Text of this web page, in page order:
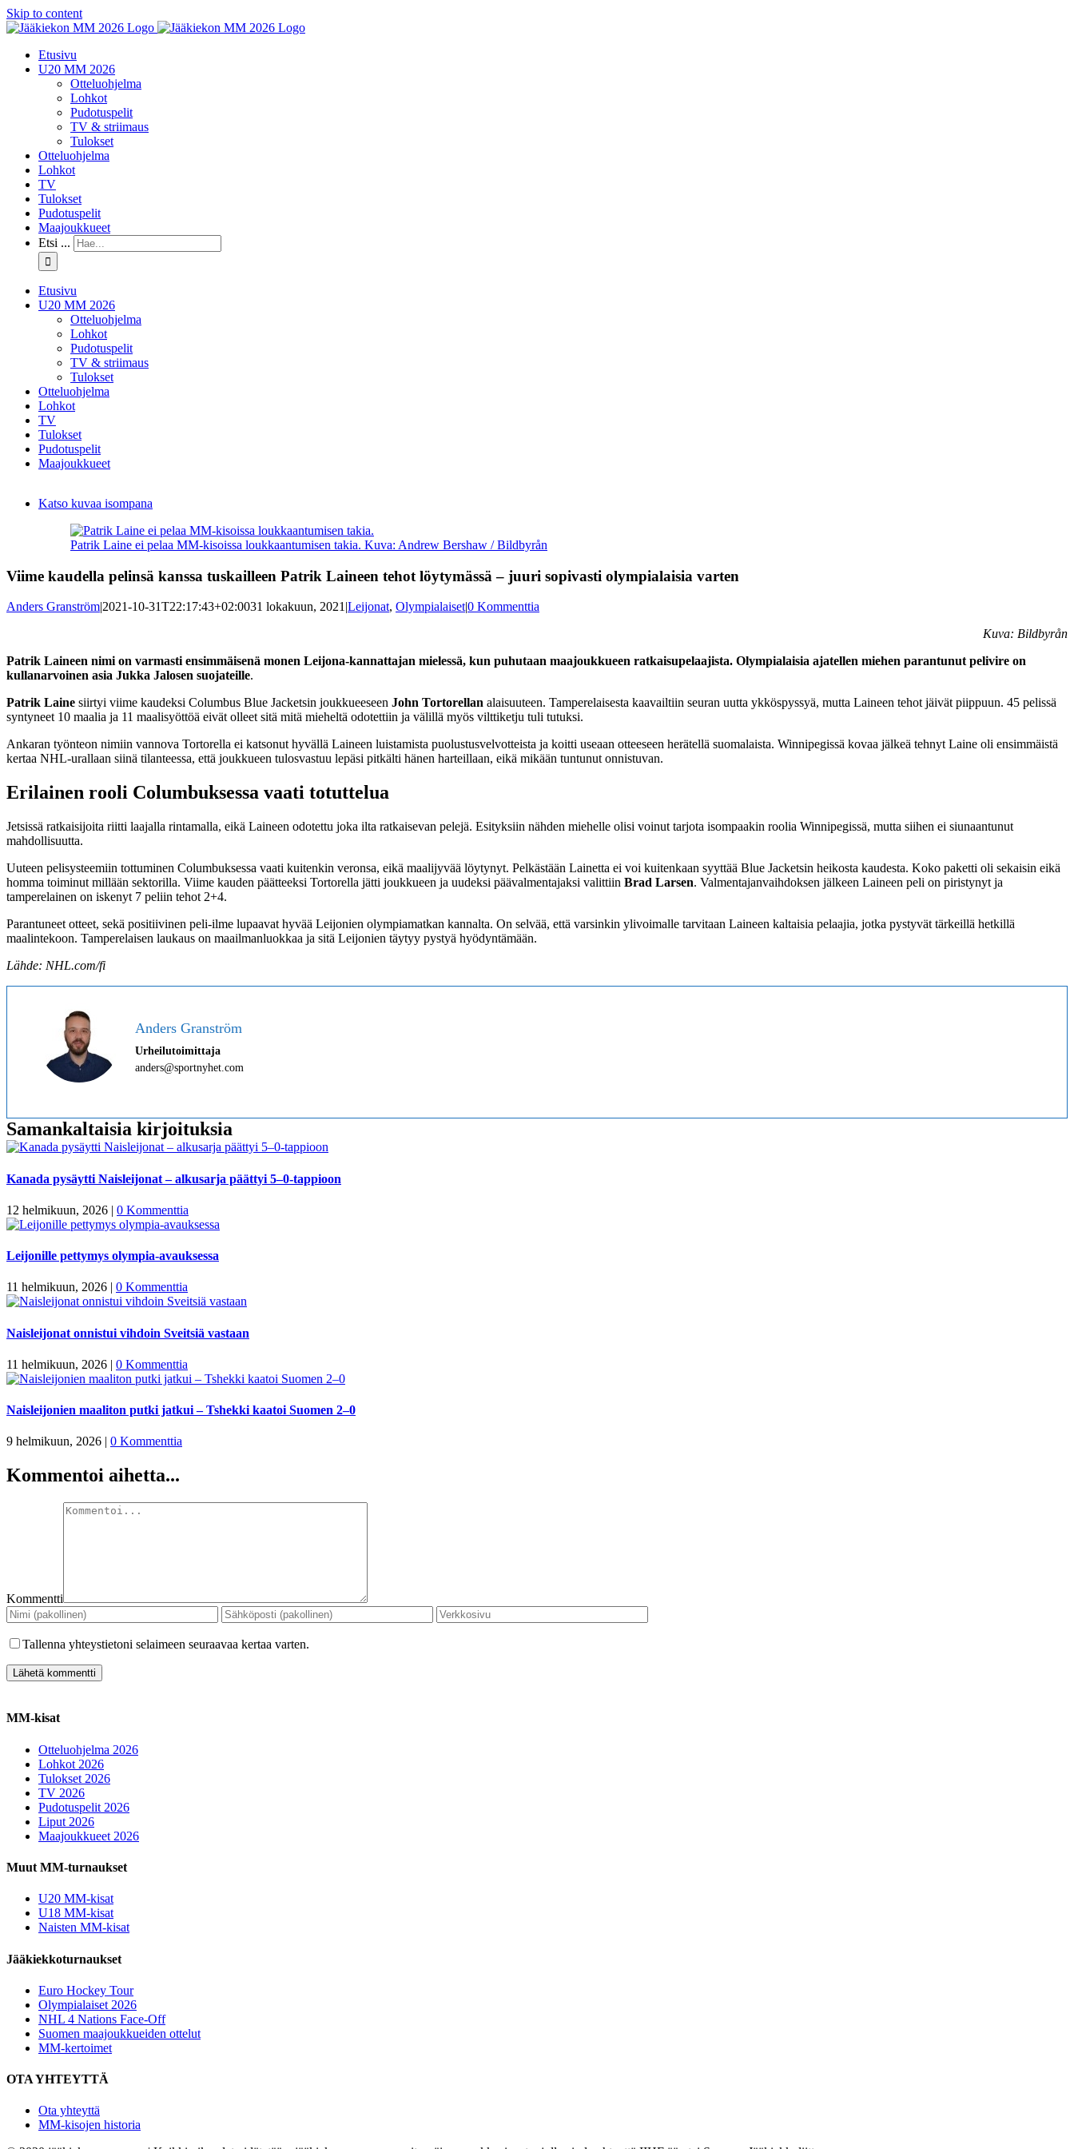
Skip to content
Etusivu
U20 MM 2026
Otteluohjelma
Lohkot
Pudotuspelit
TV & striimaus
Tulokset
Otteluohjelma
Lohkot
TV
Tulokset
Pudotuspelit
Maajoukkueet
Etsi ...
Etusivu
U20 MM 2026
Otteluohjelma
Lohkot
Pudotuspelit
TV & striimaus
Tulokset
Otteluohjelma
Lohkot
TV
Tulokset
Pudotuspelit
Maajoukkueet
Katso kuvaa isompana
Patrik Laine ei pelaa MM-kisoissa loukkaantumisen takia. Kuva: Andrew Bershaw / Bildbyrån
Viime kaudella pelinsä kanssa tuskailleen Patrik Laineen tehot löytymässä – juuri sopivasti olympialaisia varten
Anders Granström|2021-10-31T22:17:43+02:0031 lokakuun, 2021|Leijonat, Olympialaiset|0 Kommenttia
Kuva: Bildbyrån
Patrik Laineen nimi on varmasti ensimmäisenä monen Leijona-kannattajan mielessä, kun puhutaan maajoukkueen ratkaisupelaajista. Olympialaisia ajatellen miehen parantunut pelivire on
kullanarvoinen asia Jukka Jalosen suojateille.
Patrik Laine siirtyi viime kaudeksi Columbus Blue Jacketsin joukkueeseen John Tortorellan alaisuuteen. Tamperelaisesta kaavailtiin seuran uutta ykköspyssyä, mutta Laineen tehot jäivät piippuun. 45 pelissä
syntyneet 10 maalia ja 11 maalisyöttöä eivät olleet sitä mitä mieheltä odotettiin ja välillä myös vilttiketju tuli tutuksi.
Ankaran työnteon nimiin vannova Tortorella ei katsonut hyvällä Laineen luistamista puolustusvelvotteista ja koitti useaan otteeseen herätellä suomalaista. Winnipegissä kovaa jälkeä tehnyt Laine oli ensimmäistä
kertaa NHL-urallaan siinä tilanteessa, että joukkueen tulosvastuu lepäsi pitkälti hänen harteillaan, eikä mikään tuntunut onnistuvan.
Erilainen rooli Columbuksessa vaati totuttelua
Jetsissä ratkaisijoita riitti laajalla rintamalla, eikä Laineen odotettu joka ilta ratkaisevan pelejä. Esityksiin nähden miehelle olisi voinut tarjota isompaakin roolia Winnipegissä, mutta siihen ei siunaantunut
mahdollisuutta.
Uuteen pelisysteemiin tottuminen Columbuksessa vaati kuitenkin veronsa, eikä maalijyvää löytynyt. Pelkästään Lainetta ei voi kuitenkaan syyttää Blue Jacketsin heikosta kaudesta. Koko paketti oli sekaisin eikä
homma toiminut millään sektorilla. Viime kauden päätteeksi Tortorella jätti joukkueen ja uudeksi päävalmentajaksi valittiin Brad Larsen. Valmentajanvaihdoksen jälkeen Laineen peli on piristynyt ja
tamperelainen on iskenyt 7 peliin tehot 2+4.
Parantuneet otteet, sekä positiivinen peli-ilme lupaavat hyvää Leijonien olympiamatkan kannalta. On selvää, että varsinkin ylivoimalle tarvitaan Laineen kaltaisia pelaajia, jotka pystyvät tärkeillä hetkillä
maalintekoon. Tamperelaisen laukaus on maailmanluokkaa ja sitä Leijonien täytyy pystyä hyödyntämään.
Lähde: NHL.com/fi
Anders Granström
Urheilutoimittaja
anders@sportnyhet.com
Samankaltaisia kirjoituksia
Kanada pysäytti Naisleijonat – alkusarja päättyi 5–0-tappioon
12 helmikuun, 2026 | 0 Kommenttia
Leijonille pettymys olympia-avauksessa
11 helmikuun, 2026 | 0 Kommenttia
Naisleijonat onnistui vihdoin Sveitsiä vastaan
11 helmikuun, 2026 | 0 Kommenttia
Naisleijonien maaliton putki jatkui – Tshekki kaatoi Suomen 2–0
9 helmikuun, 2026 | 0 Kommenttia
Kommentoi aihetta...
Kommentti
Tallenna yhteystietoni selaimeen seuraavaa kertaa varten.
MM-kisat
Otteluohjelma 2026
Lohkot 2026
Tulokset 2026
TV 2026
Pudotuspelit 2026
Liput 2026
Maajoukkueet 2026
Muut MM-turnaukset
U20 MM-kisat
U18 MM-kisat
Naisten MM-kisat
Jääkiekkoturnaukset
Euro Hockey Tour
Olympialaiset 2026
NHL 4 Nations Face-Off
Suomen maajoukkueiden ottelut
MM-kertoimet
OTA YHTEYTTÄ
Ota yhteyttä
MM-kisojen historia